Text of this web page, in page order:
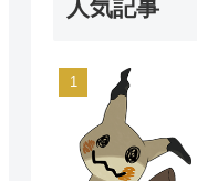
人気記事